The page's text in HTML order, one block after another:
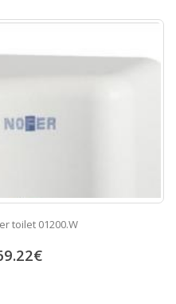
toilet 01200.W
€